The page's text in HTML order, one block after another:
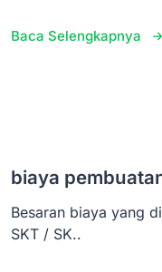
Baca Selengkapnya
biaya
Besaran biaya yang
SKT / SK..